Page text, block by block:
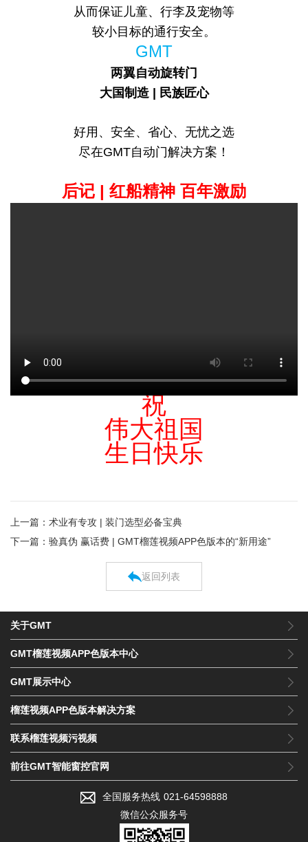
从而保证儿童、行李及宠物等
较小目标的通行安全。
GMT
两翼自动旋转门
大国制造 | 民族匠心
好用、安全、省心、无忧之选
尽在GMT自动门解决方案！
后记 | 红船精神 百年激励
祝
伟大祖国
生日快乐
上一篇：术业有专攻 | 装门选型必备宝典
下一篇：验真伪 赢话费 | GMT榴莲视频APP色版本的“新用途”
返回列表
关于GMT
GMT榴莲视频APP色版本中心
GMT展示中心
榴莲视频APP色版本解决方案
联系榴莲视频污视频
前往GMT智能窗控官网
全国服务热线 021-64598888
微信公众服务号